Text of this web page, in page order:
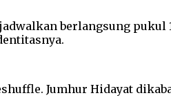
berlangsung pukul
Jumhur Hidayat